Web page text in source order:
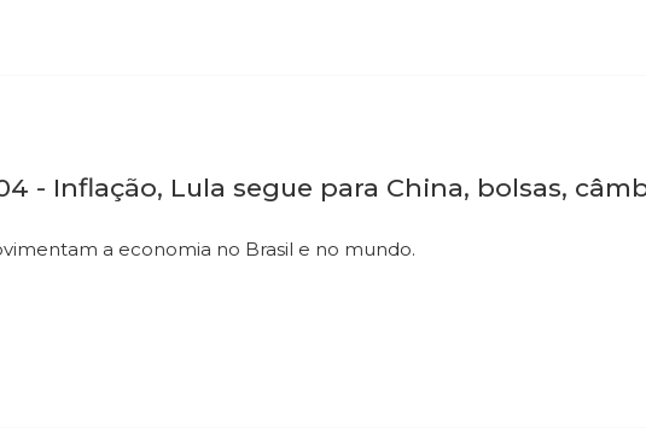
- Inflação, Lula segue para China, bolsas,
a economia no Brasil e no mundo.